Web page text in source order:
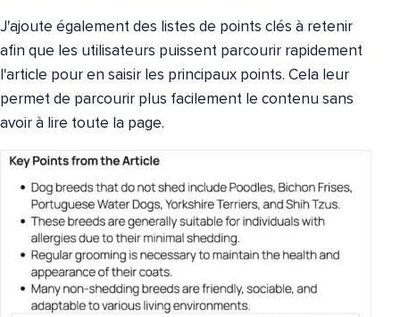
J'ajoute également des listes de points clés à retenir
afin que les utilisateurs puissent parcourir rapidement
l'article pour en saisir les principaux points. Cela leur
permet de parcourir plus facilement le contenu sans
avoir à lire toute la page.